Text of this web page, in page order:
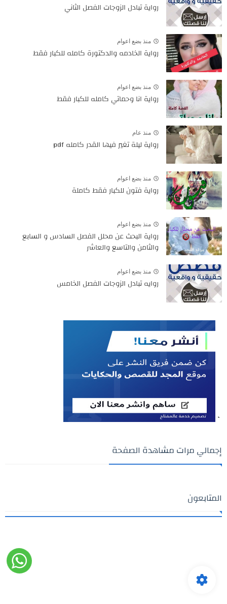
رواية تبادل الزوجات الفصل الثاني
منذ بضع اعوام
رواية الخادمه والدكتورة كامله للكبار فقط
منذ بضع اعوام
رواية انا وحماتي كامله للكبار فقط
منذ عام
رواية ليلة تغير فيها القدر كامله pdf
منذ بضع اعوام
رواية فتون للكبار فقط كاملة
منذ بضع اعوام
رواية البحث عن محلل الفصل السادس و السابع
والثامن والتاسع والعاشر
منذ بضع اعوام
روايه تبادل الزوجات الفصل الخامس
`
إجمالي مرات مشاهدة الصفحة
المتابعون